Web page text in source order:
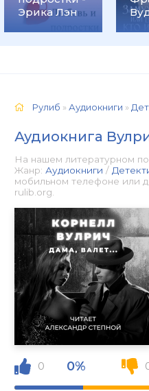
Эрика Лэн
Рулиб »Аудиокниги »
Аудиокнига
На нашем литературном
Жанр: Аудиокниги /
мобильном телефоне или
rulib.org.
0 0%